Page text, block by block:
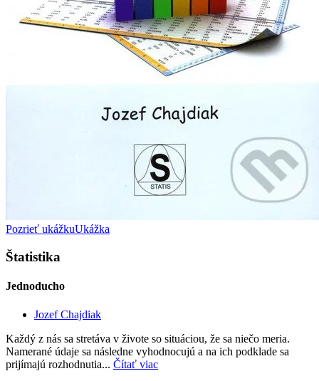
Pozrieť ukážkuUkážka
Štatistika
Jednoducho
Jozef Chajdiak
Každý z nás sa stretáva v živote so situáciou, že sa niečo meria.
Namerané údaje sa následne vyhodnocujú a na ich podklade sa
prijímajú rozhodnutia... Čítať viac